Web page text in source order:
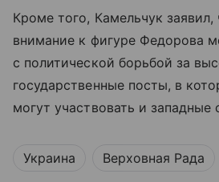
Кроме того, Камельчук
внимание к фигуре Федорова
с политической борьбой за
государственные посты, в
могут участвовать и западные
Украина Верховная Рада